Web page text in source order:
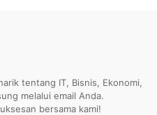
tentang IT, Bisnis, Ekonomi,
melalui email Anda.
bersama kami!